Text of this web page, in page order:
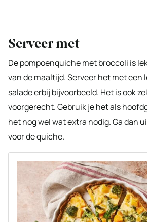
Serveer met
De pompoenquiche met broccoli is
van de maaltijd. Serveer het met een
salade erbij bijvoorbeeld. Het is ook
voorgerecht. Gebruik je het als
het nog wel wat extra nodig. Ga dan
voor de quiche.